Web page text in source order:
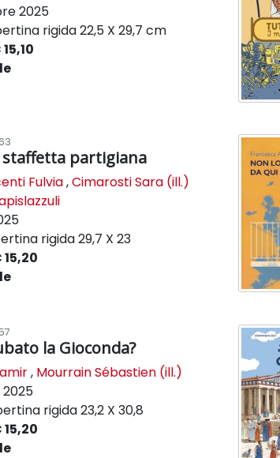
2025
rigida22,5 X 29,7 cm
staffetta partigiana
Fulvia,Cimarosti Sara (ill.)
rigida29,7 X 23
15,20
la Gioconda?
, Mourrain Sébastien (ill.)
rigida23,2 X 30,8
15,20